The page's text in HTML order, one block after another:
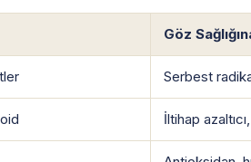
Göz
Serbest
İltihap